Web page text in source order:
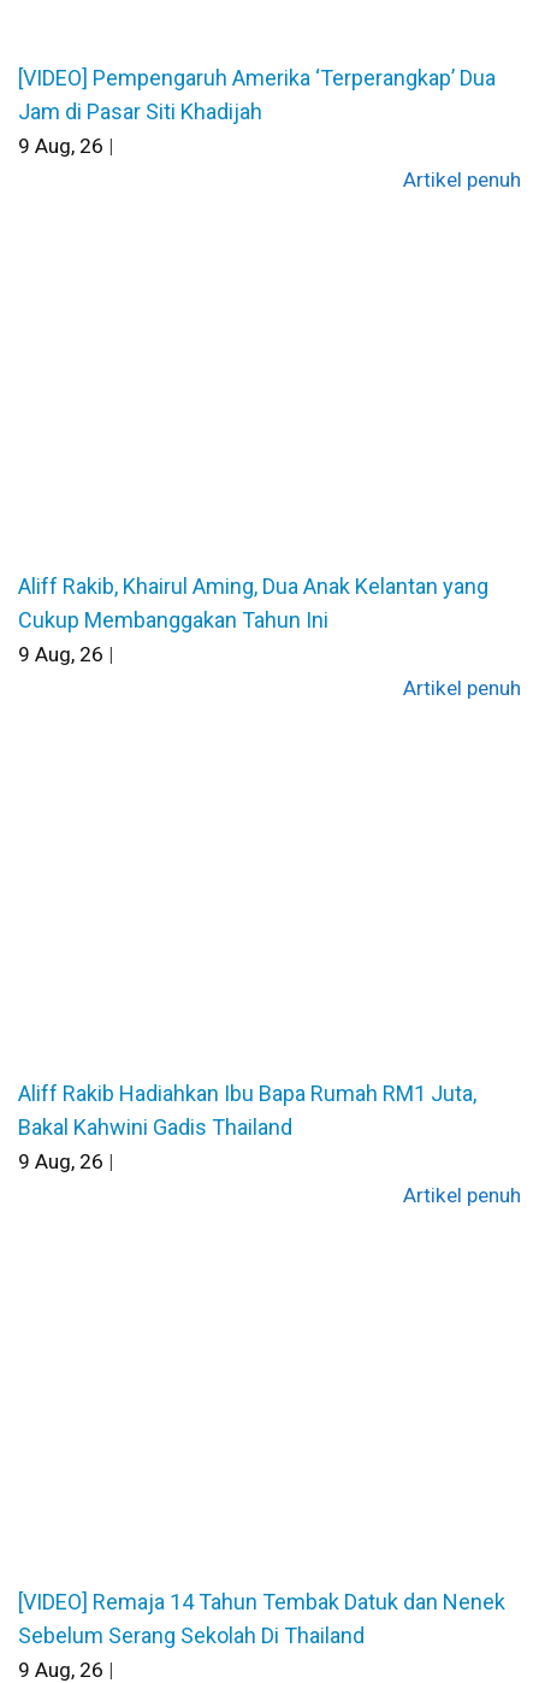
[VIDEO] Pempengaruh Amerika ‘Terperangkap’ Dua
Jam di Pasar Siti Khadijah
9 Aug, 26 |
Artikel penuh
Aliff Rakib, Khairul Aming, Dua Anak Kelantan yang
Cukup Membanggakan Tahun Ini
9 Aug, 26 |
Artikel penuh
Aliff Rakib Hadiahkan Ibu Bapa Rumah RM1 Juta,
Bakal Kahwini Gadis Thailand
9 Aug, 26 |
Artikel penuh
[VIDEO] Remaja 14 Tahun Tembak Datuk dan Nenek
Sebelum Serang Sekolah Di Thailand
9 Aug, 26 |